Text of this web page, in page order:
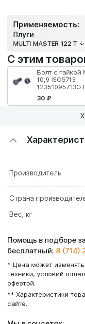
Применяемость:
Плуги
MULTI MASTER 122 T
С этим
Болт с гайкой
10,9 ISO5713
30 ₽
Производитель
Страна
Вес, кг
Помощь в подборе
бесплатный: 8 (714)
* Цена может
техники, условий
офертой.
** Характеристики
сайте.